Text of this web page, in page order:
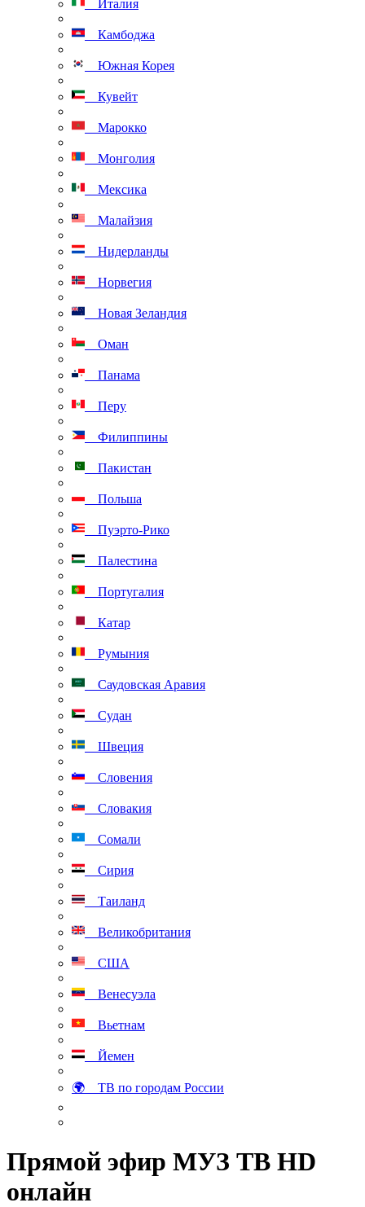
Италия
Камбоджа
Южная Корея
Кувейт
Марокко
Монголия
Мексика
Малайзия
Нидерланды
Норвегия
Новая Зеландия
Оман
Панама
Перу
Филиппины
Пакистан
Польша
Пуэрто-Рико
Палестина
Португалия
Катар
Румыния
Саудовская Аравия
Судан
Швеция
Словения
Словакия
Сомали
Сирия
Таиланд
Великобритания
США
Венесуэла
Вьетнам
Йемен
🌍 ТВ по городам России
Прямой эфир МУЗ ТВ HD
онлайн